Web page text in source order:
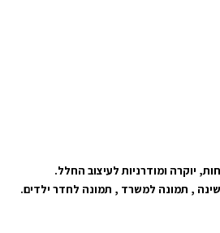
יוקרה ומודרניות לעיצוב החלל.
, תמונה למשרד , תמונה לחדר ילדים.